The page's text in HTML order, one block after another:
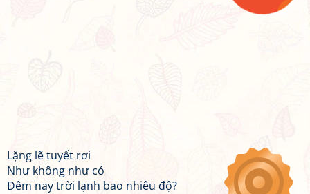
Lặng lẽ tuyết rơi
Như không như có
Đêm nay trời lạnh bao nhiêu độ?